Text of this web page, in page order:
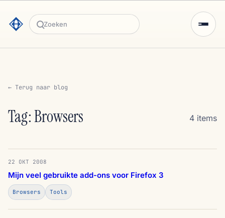
Zoeken
← Terug naar blog
Tag: Browsers 4 items
22 OKT 2008
Mijn veel gebruikte add-ons voor Firefox 3
Browsers Tools